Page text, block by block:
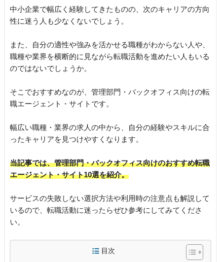
中小企業で幅広く経験してきたものの、次のキャリアの方向
性に迷う人も少なくないでしょう。
また、自分の適性や強みを活かせる職種がわからない人や、
職種や業界を横断的に見ながら転職活動を進めたい人もいる
のではないでしょうか。
そこでおすすめなのが、管理部門・バックオフィス向けの転
職エージェント・サイトです。
幅広い職種・業界の求人の中から、自分の経験やスキルに合
ったキャリアを見つけやすくなります。
当記事では、管理部門・バックオフィス向けのおすすめ転職
エージェント・サイト10選を紹介。
サービスの失敗しない選択方法や利用時の注意点も解説して
いるので、転職活動に迷ったらぜひ参考にしてみてくださ
い。
目次